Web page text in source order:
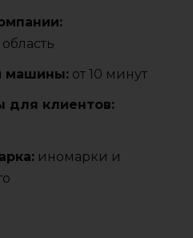
машины: от 10 минут
для клиентов:
иномарки и